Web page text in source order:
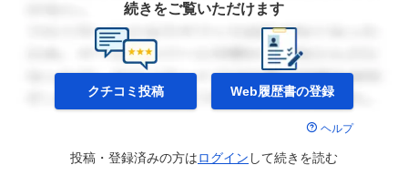
続きをご覧いただけます
クチコミ投稿 Web履歴書の登録
ヘルプ
投稿・登録済みの方はログイン して続きを読む